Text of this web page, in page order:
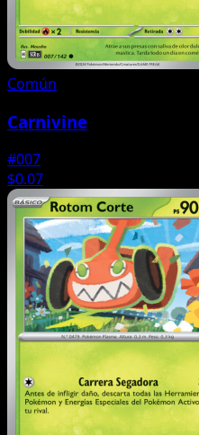
Común
Carnivine
#007
$0.07